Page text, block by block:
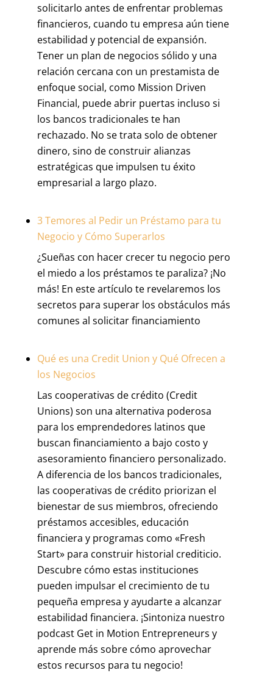
solicitarlo antes de enfrentar problemas
financieros, cuando tu empresa aún tiene
estabilidad y potencial de expansión.
Tener un plan de negocios sólido y una
relación cercana con un prestamista de
enfoque social, como Mission Driven
Financial, puede abrir puertas incluso si
los bancos tradicionales te han
rechazado. No se trata solo de obtener
dinero, sino de construir alianzas
estratégicas que impulsen tu éxito
empresarial a largo plazo.
3 Temores al Pedir un Préstamo para tu
Negocio y Cómo Superarlos
¿Sueñas con hacer crecer tu negocio pero
el miedo a los préstamos te paraliza? ¡No
más! En este artículo te revelaremos los
secretos para superar los obstáculos más
comunes al solicitar financiamiento
Qué es una Credit Union y Qué Ofrecen a
los Negocios
Las cooperativas de crédito (Credit
Unions) son una alternativa poderosa
para los emprendedores latinos que
buscan financiamiento a bajo costo y
asesoramiento financiero personalizado.
A diferencia de los bancos tradicionales,
las cooperativas de crédito priorizan el
bienestar de sus miembros, ofreciendo
préstamos accesibles, educación
financiera y programas como «Fresh
Start» para construir historial crediticio.
Descubre cómo estas instituciones
pueden impulsar el crecimiento de tu
pequeña empresa y ayudarte a alcanzar
estabilidad financiera. ¡Sintoniza nuestro
podcast Get in Motion Entrepreneurs y
aprende más sobre cómo aprovechar
estos recursos para tu negocio!